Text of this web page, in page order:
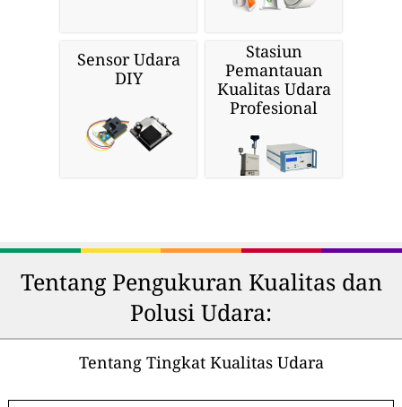
Sensor Udara
DIY
Stasiun
Pemantauan
Kualitas Udara
Profesional
Tentang Pengukuran Kualitas dan
Polusi Udara:
Tentang Tingkat Kualitas Udara